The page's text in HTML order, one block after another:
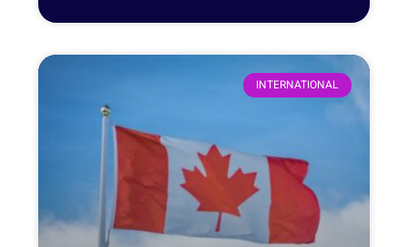
INTERNATIONAL